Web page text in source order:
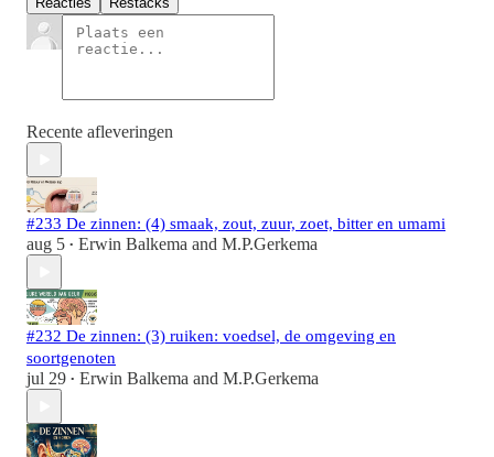
Recente afleveringen
#233 De zinnen: (4) smaak, zout, zuur, zoet, bitter en umami
aug 5 • Erwin Balkema and M.P.Gerkema
#232 De zinnen: (3) ruiken: voedsel, de omgeving en
soortgenoten
jul 29 • Erwin Balkema and M.P.Gerkema